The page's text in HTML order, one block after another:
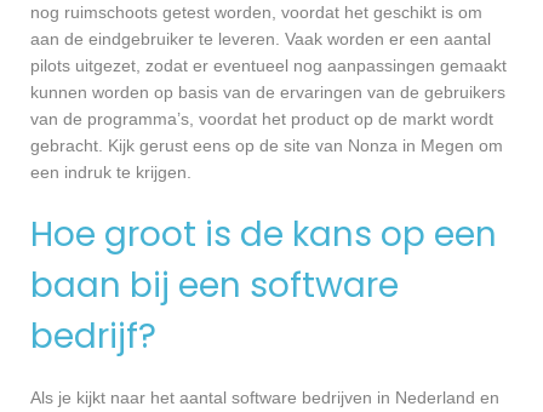
nog ruimschoots getest worden, voordat het geschikt is om
aan de eindgebruiker te leveren. Vaak worden er een aantal
pilots uitgezet, zodat er eventueel nog aanpassingen gemaakt
kunnen worden op basis van de ervaringen van de gebruikers
van de programma’s, voordat het product op de markt wordt
gebracht. Kijk gerust eens op de site van Nonza in Megen om
een indruk te krijgen.
Hoe groot is de kans op een
baan bij een software
bedrijf?
Als je kijkt naar het aantal software bedrijven in Nederland en